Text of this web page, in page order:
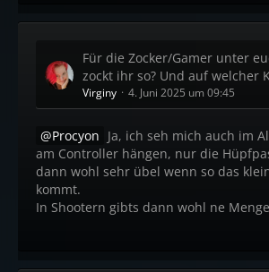
Für die Zocker/Gamer unter
zockt ihr so? Und auf welcher
Virginy 4. Juni 2025 um 09:45
Procyon Ja, ich seh mich auch im
am Controller hängen, nur die
dann wohl sehr übel wenn so das
kommt.
In Shootern gibts dann wohl ne